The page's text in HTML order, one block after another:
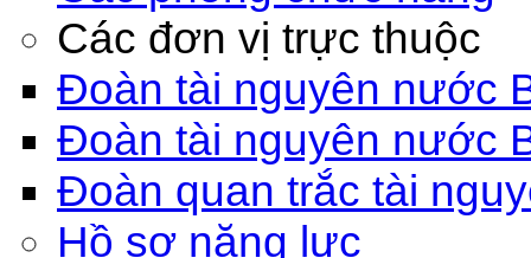
Các đơn vị trực thuộc
Đoàn tài nguyên nước
Đoàn tài nguyên nước
Đoàn quan trắc tài
Hồ sơ năng lực